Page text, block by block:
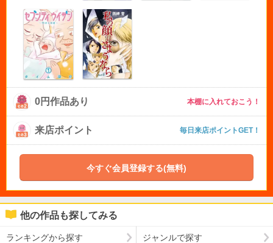
0円作品あり 本棚に入れておこう！
来店ポイント 毎日来店ポイントGET！
今すぐ会員登録する(無料)
他の作品も探してみる
ランキングから探す ジャンルで探す